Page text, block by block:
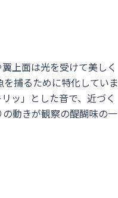
上面は光を受けて美しく
捕るために特化していま
ッ」とした音で、近づく
動きが観察の醍醐味の一